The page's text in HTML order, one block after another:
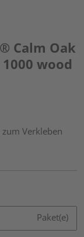
Calm Oak
wood
Verkleben
Paket(e)